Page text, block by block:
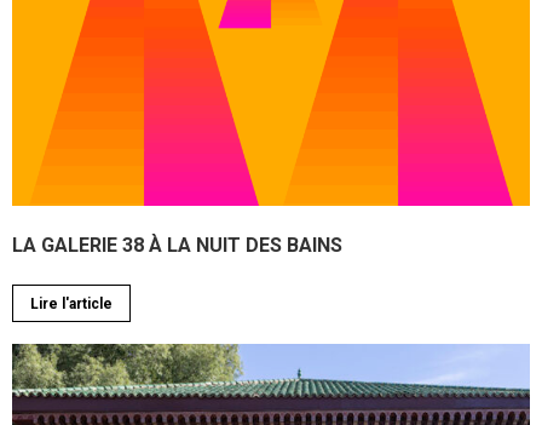
LA GALERIE 38 À LA NUIT DES BAINS
Lire l'article